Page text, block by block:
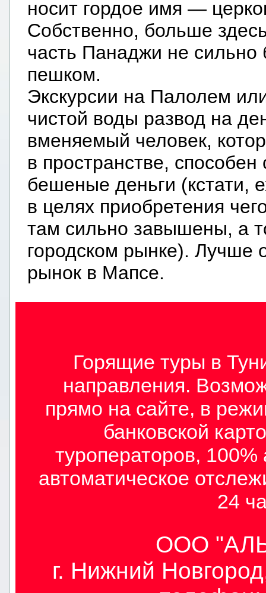
носит гордое имя —
Собственно, больше
часть Панаджи не сильно
пешком.
Экскурсии на Палолем
чистой воды развод на
вменяемый человек,
в пространстве,
бешеные деньги (кстати,
в целях приобретения
там сильно завышены, а
городском рынке). Лучше
рынок в Мапсе.
Горящие туры в
направления.
прямо на сайте, в
банковской
туроператоров,
автоматическое
24
ООО
г. Нижний